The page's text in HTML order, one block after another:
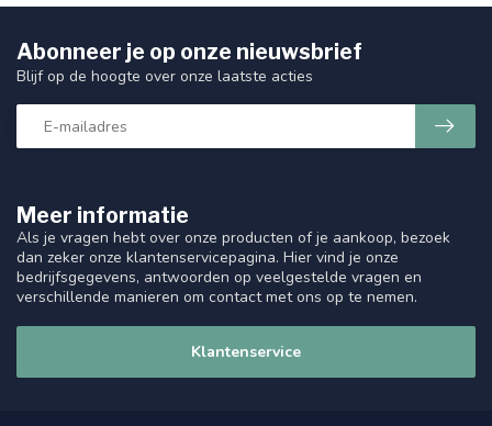
Meer informatie
Als je vragen hebt over onze producten of je aankoop, bezoek
dan zeker onze klantenservicepagina. Hier vind je onze
bedrijfsgegevens, antwoorden op veelgestelde vragen en
verschillende manieren om contact met ons op te nemen.
Klantenservice
Abonneer je op onze nieuwsbrief
Blijf op de hoogte over onze laatste acties